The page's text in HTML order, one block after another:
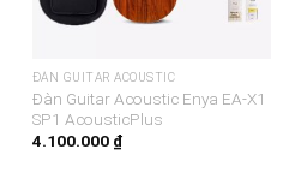
ĐÀN GUITAR ACOUSTIC
Đàn Guitar Acoustic Enya EA-X1
SP1 AcousticPlus
4.100.000 ₫